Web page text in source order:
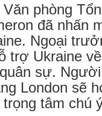
phòng
đã nhấn
Ngoại
trợ Ukraine
sự.
London sẽ
tâm chú